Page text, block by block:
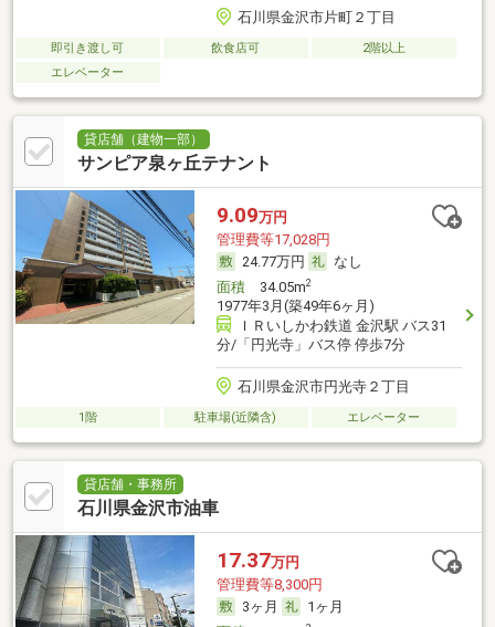
石川県金沢市片町２丁目
即引き渡し可 飲食店可
2階以上
エレベーター
貸店舗（建物一部）
サンピア泉ヶ丘テナント
9.09万円
管理費等17,028円
24.77万円
なし
面積34.05m2
1977年3月(築49年6ヶ月)
ＩＲいしかわ鉄道 金沢駅 バス31
分/「円光寺」バス停 停歩7分
石川県金沢市円光寺２丁目
1階 駐車場(近隣含) エレベーター
貸店舗・事務所
石川県金沢市油車
17.37万円
管理費等8,300円
3ヶ月
1ヶ月